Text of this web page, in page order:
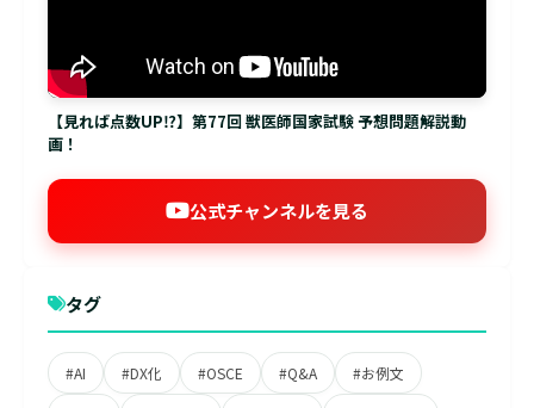
【見れば点数UP⁉】第77回 獣医師国家試験 予想問題解説動
画！
公式チャンネルを見る
タグ
#AI #DX化 #OSCE #Q&A #お例文